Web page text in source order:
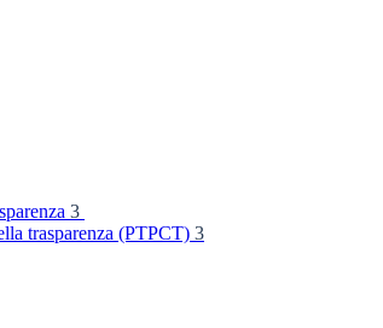
3
trasparenza (PTPCT) 3